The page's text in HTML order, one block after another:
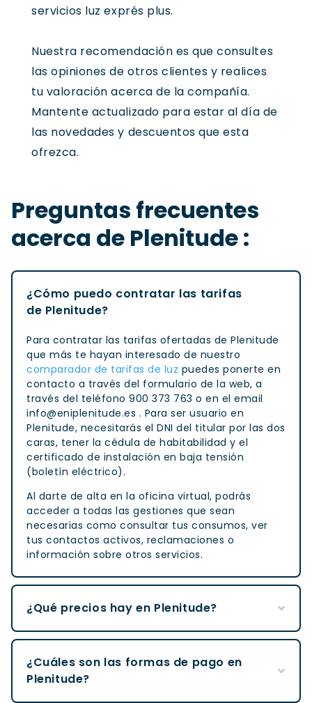
servicios luz exprés plus.
Nuestra recomendación es que consultes
las opiniones de otros clientes y realices
tu valoración acerca de la compañía.
Mantente actualizado para estar al día de
las novedades y descuentos que esta
ofrezca.
Preguntas frecuentes
acerca de Plenitude :
¿Cómo puedo contratar las tarifas
de Plenitude?
Para contratar las tarifas ofertadas de Plenitude
que más te hayan interesado de nuestro
comparador de tarifas de luz puedes ponerte en
contacto a través del formulario de la web, a
través del teléfono 900 373 763 o en el email
info@eniplenitude.es . Para ser usuario en
Plenitude, necesitarás el DNI del titular por las dos
caras, tener la cédula de habitabilidad y el
certificado de instalación en baja tensión
(boletín eléctrico).
Al darte de alta en la oficina virtual, podrás
acceder a todas las gestiones que sean
necesarias como consultar tus consumos, ver
tus contactos activos, reclamaciones o
información sobre otros servicios.
¿Qué precios hay en Plenitude?
¿Cuáles son las formas de pago en
Plenitude?